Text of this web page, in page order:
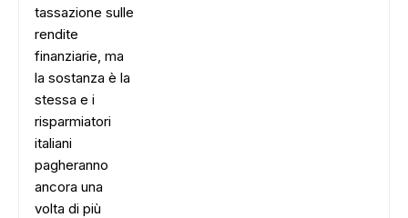
tassazione sulle
rendite
finanziarie, ma
la sostanza è la
stessa e i
risparmiatori
italiani
pagheranno
ancora una
volta di più